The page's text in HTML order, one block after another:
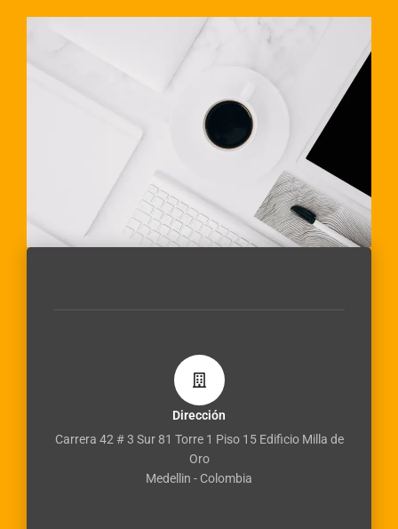
Dirección
Carrera 42 # 3 Sur 81 Torre 1 Piso 15 Edificio Milla de
Oro
Medellin - Colombia